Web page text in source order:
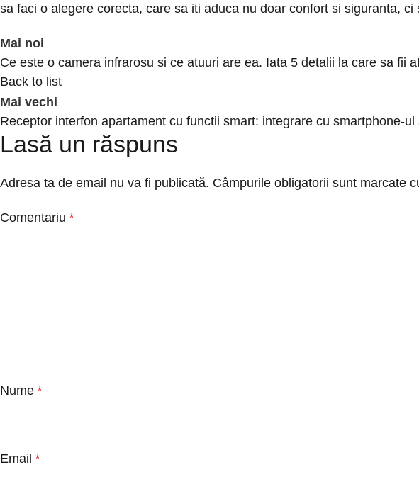
sa faci o alegere corecta, care sa iti aduca nu doar confort si siguranta,
Mai noi
Ce este o camera infrarosu si ce atuuri are ea. Iata 5 detalii la care sa fii
Back to list
Mai vechi
Receptor interfon apartament cu functii smart: integrare cu smartphone-
Lasă un răspuns
Adresa ta de email nu va fi publicată. Câmpurile obligatorii sunt marcate
Comentariu *
Nume *
Email *